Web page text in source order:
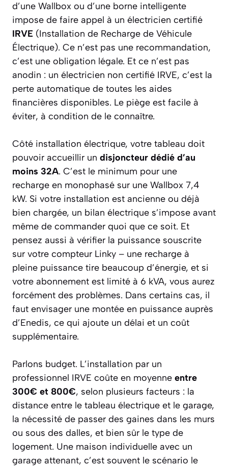
d’une Wallbox ou d’une borne intelligente
impose de faire appel à un électricien certifié
IRVE (Installation de Recharge de Véhicule
Électrique). Ce n’est pas une recommandation,
c’est une obligation légale. Et ce n’est pas
anodin : un électricien non certifié IRVE, c’est la
perte automatique de toutes les aides
financières disponibles. Le piège est facile à
éviter, à condition de le connaître.
Côté installation électrique, votre tableau doit
pouvoir accueillir un disjoncteur dédié d’au
moins 32A. C’est le minimum pour une
recharge en monophasé sur une Wallbox 7,4
kW. Si votre installation est ancienne ou déjà
bien chargée, un bilan électrique s’impose avant
même de commander quoi que ce soit. Et
pensez aussi à vérifier la puissance souscrite
sur votre compteur Linky – une recharge à
pleine puissance tire beaucoup d’énergie, et si
votre abonnement est limité à 6 kVA, vous aurez
forcément des problèmes. Dans certains cas, il
faut envisager une montée en puissance auprès
d’Enedis, ce qui ajoute un délai et un coût
supplémentaire.
Parlons budget. L’installation par un
professionnel IRVE coûte en moyenne entre
300€ et 800€, selon plusieurs facteurs : la
distance entre le tableau électrique et le garage,
la nécessité de passer des gaines dans les murs
ou sous des dalles, et bien sûr le type de
logement. Une maison individuelle avec un
garage attenant, c’est souvent le scénario le